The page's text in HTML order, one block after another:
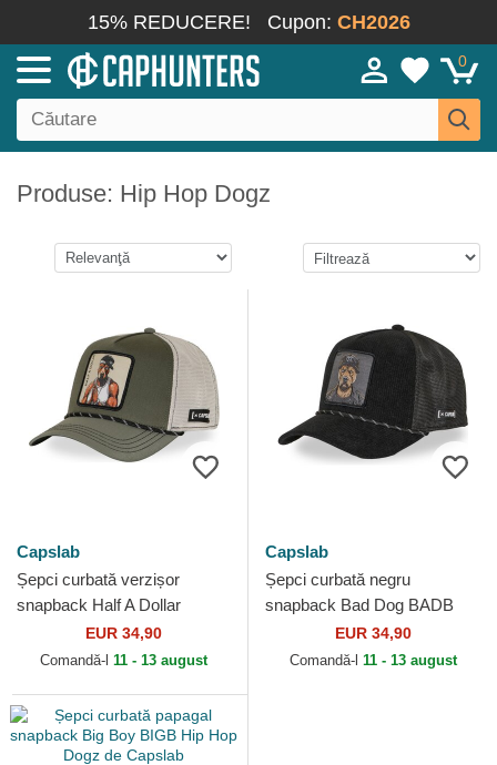
15% REDUCERE! Cupon: CH2026
0
Produse: Hip Hop Dogz
Capslab
Șepci curbată verzișor
snapback Half A Dollar
HALFB Hip Hop Dogz de
Capslab
EUR 34,90
Comandă-l 11 - 13 august
Capslab
Șepci curbată negru
snapback Bad Dog BADB
Hip Hop Dogz de Capslab
EUR 34,90
Comandă-l 11 - 13 august